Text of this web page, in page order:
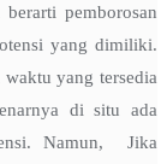
pemborosan
yang dimiliki.
yang tersedia
di situ ada
Namun, Jika